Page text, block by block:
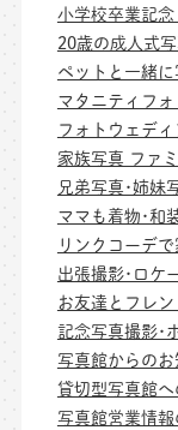
小学校卒業記
20歳の成人式
ペットと一緒
マタニティフォ
フォトウェデ
家族写真 ファ
兄弟写真･姉妹
ママも着物･和
リンクコーデ
出張撮影･ロケ
お友達とフレ
記念写真撮影･
写真館からの
貸切型写真館
写真館営業情